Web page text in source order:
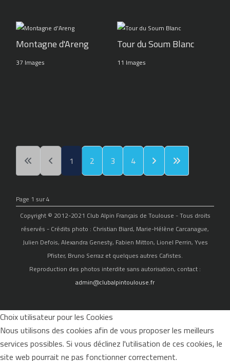
Montagne d'Areng
37 Images
Tour du Soum Blanc
11 Images
1 2 3 4
Page 1 sur 4
Copyright © 2012-2021 Club Alpin Français de Toulouse - Tous droits
réservés - Crédits photo : Christian Biard, Marie-Hélène Carcanague,
Julien Defois, Alexandra Genesty, Fabien Mitton, Lionel Perrin, Yves
Pfister, Bruno Serraz et quelques autres Cafistes.
Reproduction des photos interdite sans autorisation, contact :
admin@clubalpintoulouse.fr
Choix utilisateur pour les Cookies
Nous utilisons des cookies afin de vous proposer les meilleurs
services possibles. Si vous déclinez l'utilisation de ces cookies, le
site web pourrait ne pas fonctionner correctement.